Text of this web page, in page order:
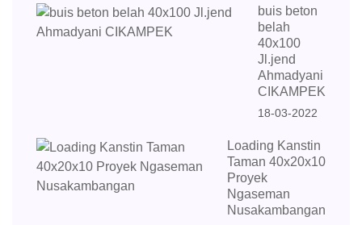
buis beton
belah
40x100
Jl.jend
Ahmadyani
CIKAMPEK
18-03-2022
Loading Kanstin
Taman 40x20x10
Proyek
Ngaseman
Nusakambangan